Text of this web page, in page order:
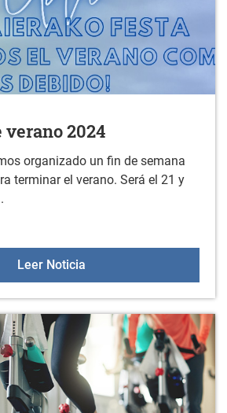
2024
organizado un fin de semana
terminar el verano. Será el 21 y
Leer NoticiaFiesta fin de verano 2024